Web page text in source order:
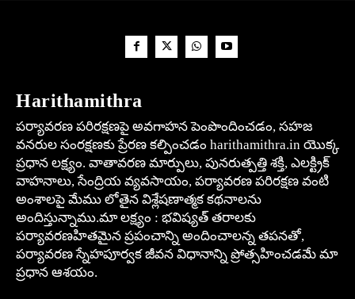
Harithamithra
పర్యావరణ పరిరక్షణపై అవగాహన పెంపొందించడం, సహజ
వనరుల సంరక్షణకు ప్రేరణ కల్పించడం harithamithra.in యొక్క
ప్రధాన లక్ష్యం. వాతావరణ మార్పులు, పునరుత్పత్తి శక్తి, ఎలక్ట్రిక్
వాహనాలు, సేంద్రియ వ్యవసాయం, పర్యావరణ పరిరక్షణ వంటి
అంశాలపై మేము లోతైన విశ్లేషణాత్మక కథనాలను
అందిస్తున్నాము.మా లక్ష్యం : భవిష్యత్ తరాలకు
పర్యావరణహితమైన ప్రపంచాన్ని అందించాలన్న తపనతో,
పర్యావరణ స్నేహపూర్వక జీవన విధానాన్ని ప్రోత్సహించడమే మా
ప్రధాన ఆశయం.